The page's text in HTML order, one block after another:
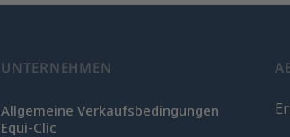
UNTERNEHMEN
Allgemeine Verkaufsbedingungen
Equi-Clic